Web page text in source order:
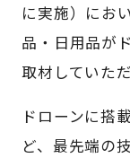
に実施）にお
品・日用品が
取材していた
ドローンに搭
ど、最先端の